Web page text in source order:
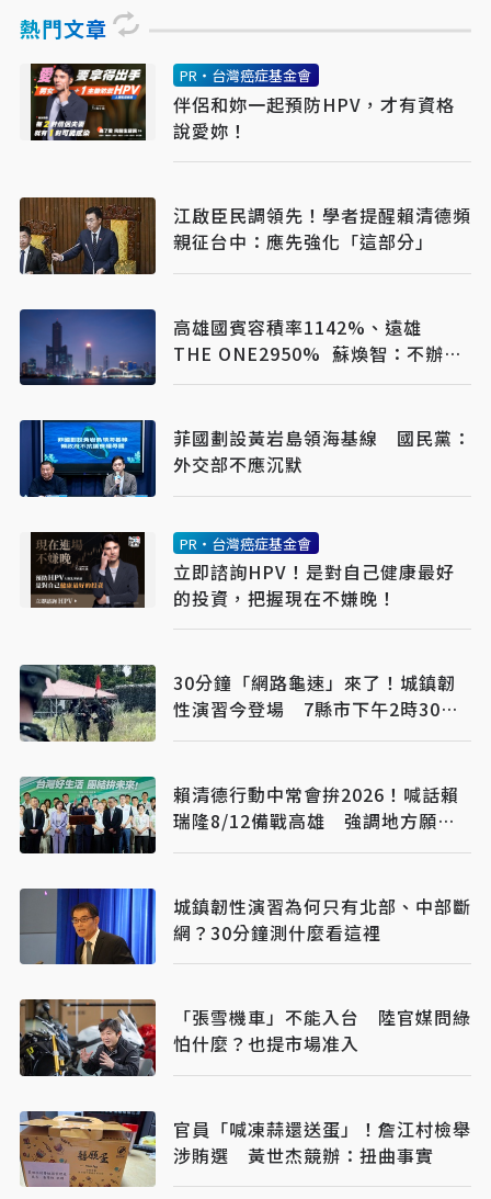
熱門文章
PR・台灣癌症基金會
伴侶和妳一起預防HPV，才有資格
說愛妳！
江啟臣民調領先！學者提醒賴清德頻
親征台中：應先強化「這部分」
高雄國賓容積率1142%、遠雄
THE ONE2950% 蘇煥智：不辦陳
其邁說不過去
菲國劃設黃岩島領海基線 國民黨：
外交部不應沉默
PR・台灣癌症基金會
立即諮詢HPV！是對自己健康最好
的投資，把握現在不嫌晚！
30分鐘「網路龜速」來了！城鎮韌
性演習今登場 7縣市下午2時30分
手機上網恐卡關
賴清德行動中常會拚2026！喊話賴
瑞隆8/12備戰高雄 強調地方願景
讓人民看得見
城鎮韌性演習為何只有北部、中部斷
網？30分鐘測什麼看這裡
「張雪機車」不能入台 陸官媒問綠
怕什麼？也提市場准入
官員「喊凍蒜還送蛋」！詹江村檢舉
涉賄選 黃世杰競辦：扭曲事實